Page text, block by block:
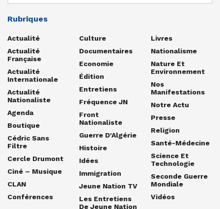
Rubriques
Actualité
Actualité
Française
Actualité
Internationale
Actualité
Nationaliste
Agenda
Boutique
Cédric Sans
Filtre
Cercle Drumont
Ciné – Musique
CLAN
Conférences
Culture
Documentaires
Economie
Édition
Entretiens
Fréquence JN
Front
Nationaliste
Guerre D'Algérie
Histoire
Idées
Immigration
Jeune Nation TV
Les Entretiens
De Jeune Nation
Livres
Nationalisme
Nature Et
Environnement
Nos
Manifestations
Notre Actu
Presse
Religion
Santé-Médecine
Science Et
Technologie
Seconde Guerre
Mondiale
Vidéos